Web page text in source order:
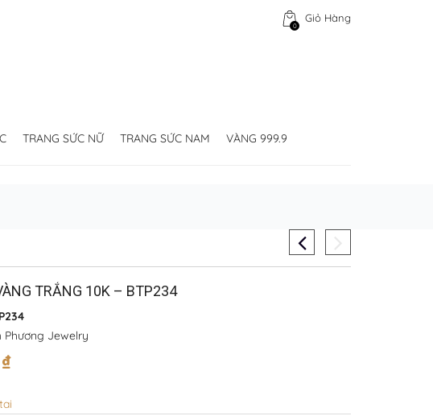
Giỏ Hàng
0
TRANG SỨC NỮ TRANG SỨC NAM VÀNG 999.9
TRẮNG 10K – BTP234
Phương Jewelry
₫